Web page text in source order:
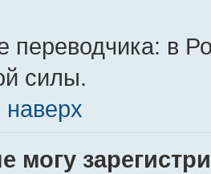
переводчика: в
силы.
наверх
могу